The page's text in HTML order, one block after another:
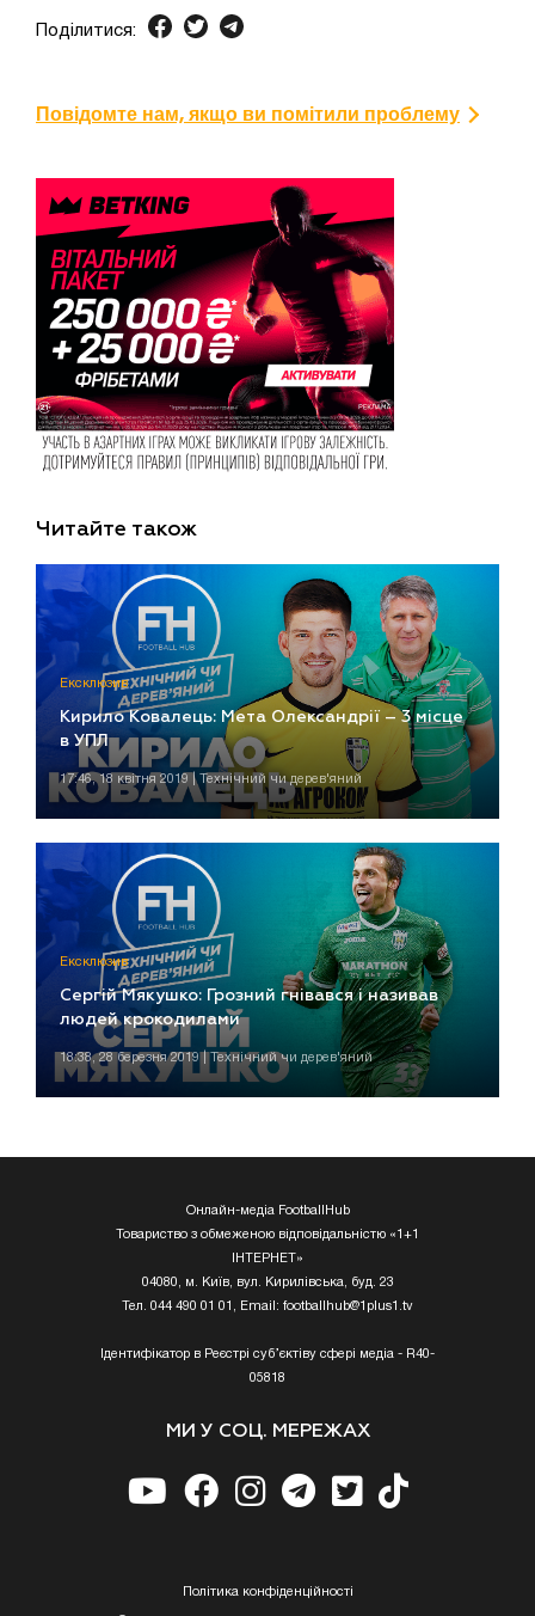
Поділитися:
Повідомте нам, якщо ви помітили проблему
Читайте також
Ексклюзив
Кирило Ковалець: Мета Олександрії – 3 місце
в УПЛ
17:46, 18 квітня 2019 | Технічний чи дерев'яний
Ексклюзив
Сергій Мякушко: Грозний гнівався і називав
людей крокодилами
18:38, 28 березня 2019 | Технічний чи дерев'яний
Онлайн-медіа FootballHub
Товариство з обмеженою відповідальністю «1+1
ІНТЕРНЕТ»
04080, м. Київ, вул. Кирилівська, буд. 23
Тел. 044 490 01 01, Email: footballhub@1plus1.tv
Ідентифікатор в Реєстрі суб’єктіву сфері медіа - R40-
05818
МИ У СОЦ. МЕРЕЖАХ
Полiтика конфiденцiйностi